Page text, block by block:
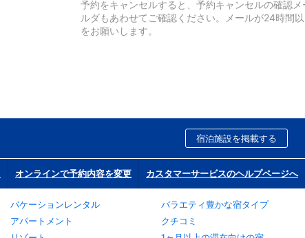
予約をキャンセルすると、予約キャンセルの確認
ルダもあわせてご確認ください。メールが24時間
をお願いします。
宿泊施設を掲載する
オンラインで予約内容を変更 カスタマーサービスのヘルプページへ
バケーションレンタル
アパートメント
バラエティ豊かな宿タイプ
クチコミ